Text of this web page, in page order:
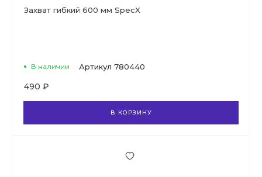
Захват гибкий 600 мм SpecX
В наличии Артикул 780440
490 ₽
В КОРЗИНУ